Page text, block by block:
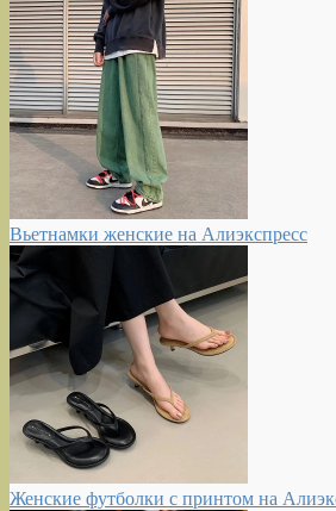
Вьетнамки женские на Алиэкспресс
Женские футболки с принтом на